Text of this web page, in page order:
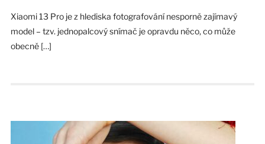
Xiaomi 13 Pro je z hlediska fotografování nesporně zajímavý
model – tzv. jednopalcový snímač je opravdu něco, co může
obecně […]